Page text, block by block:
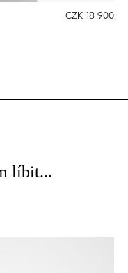
CZK 18 900
líbit...